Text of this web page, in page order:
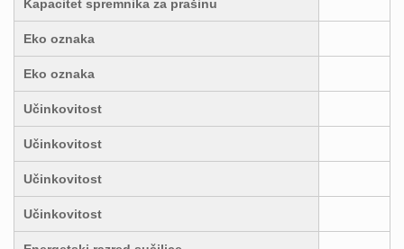
Kapacitet spremnika za prašinu
Eko oznaka
Eko oznaka
Učinkovitost
Učinkovitost
Učinkovitost
Učinkovitost